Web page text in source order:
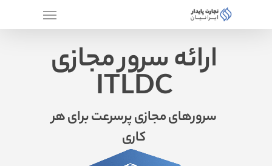
ارائه سرور مجازی
ITLDC
سرورهای مجازی پرسرعت برای هر
کاری